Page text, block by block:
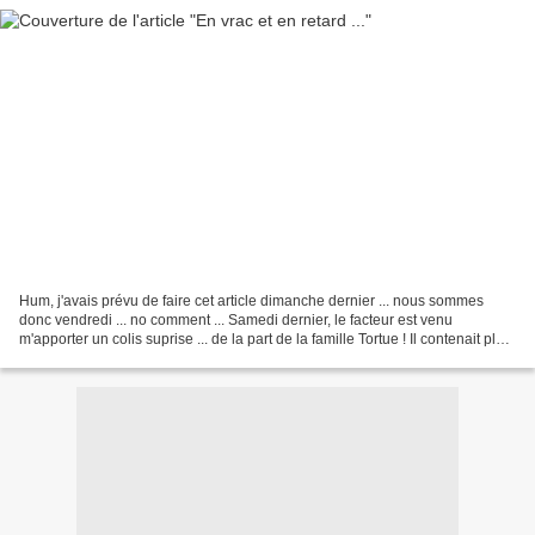
Hum, j'avais prévu de faire cet article dimanche dernier ... nous sommes
donc vendredi ... no comment ... Samedi dernier, le facteur est venu
m'apporter un colis suprise ... de la part de la famille Tortue ! Il contenait plein